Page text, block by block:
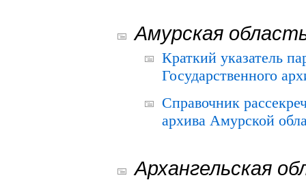
Амурская
Краткий указатель
Государственного
Справочник
архива Амурской
Архангельская